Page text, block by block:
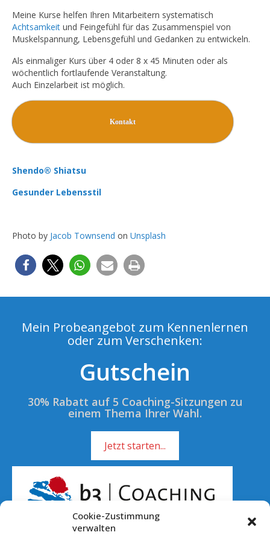
Cookie-Zustimmung
verwalten
Meine Kurse helfen Ihren Mitarbeitern systematisch
Achtsamkeit und Feingefühl für das Zusammenspiel von
Muskelspannung, Lebensgefühl und Gedanken zu entwickeln.
Als einmaliger Kurs über 4 oder 8 x 45 Minuten oder als
wöchentlich fortlaufende Veranstaltung.
Auch Einzelarbeit ist möglich.
Kontakt
Shendo® Shiatsu
Gesunder Lebensstil
Photo by Jacob Townsend on Unsplash
Mein Probeangebot zum Kennenlernen
oder zum Verschenken:
Gutschein
30% Rabatt auf 5 Coaching-Sitzungen zu
einem Thema Ihrer Wahl.
Jetzt starten...